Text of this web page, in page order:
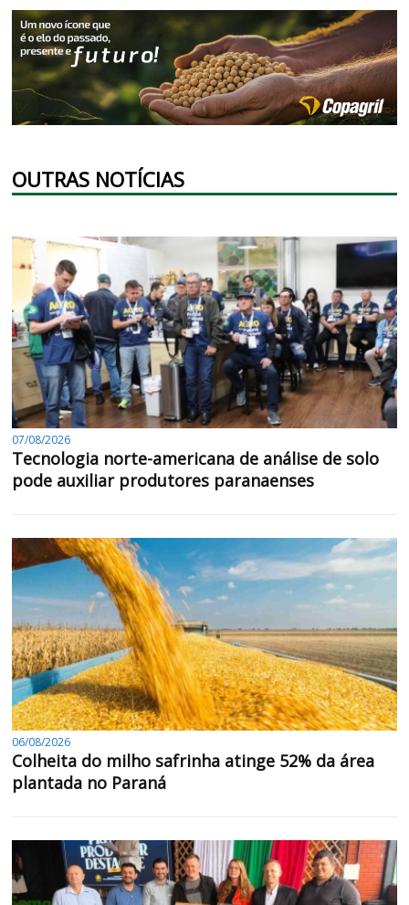
OUTRAS NOTÍCIAS
07/08/2026
Tecnologia norte-americana de análise de solo
pode auxiliar produtores paranaenses
06/08/2026
Colheita do milho safrinha atinge 52% da área
plantada no Paraná